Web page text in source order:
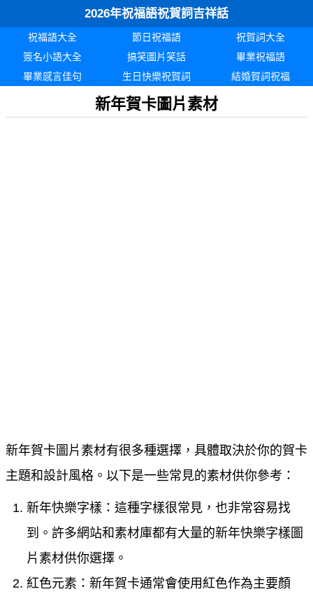
2026年祝福語祝賀詞吉祥話
祝福語大全 節日祝福語
祝賀詞大全
簽名小語大全
搞笑圖片笑話
畢業祝福語
畢業感言佳句
生日快樂祝賀詞 結婚賀詞祝福
新年賀卡圖片素材
新年賀卡圖片素材有很多種選擇，具體取決於你的賀卡
主題和設計風格。以下是一些常見的素材供你參考：
新年快樂字樣：這種字樣很常見，也非常容易找
到。許多網站和素材庫都有大量的新年快樂字樣圖
片素材供你選擇。
紅色元素：新年賀卡通常會使用紅色作為主要顏